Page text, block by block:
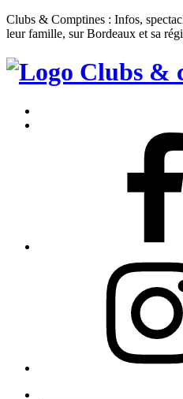
Clubs & Comptines : Infos,
leur famille, sur Bordeaux et sa
Clubs
Comptines